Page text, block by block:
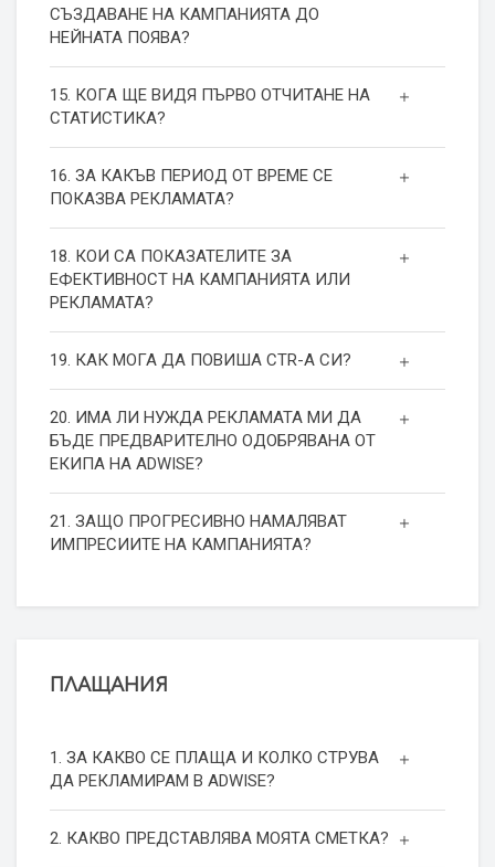
СЪЗДАВАНЕ НА КАМПАНИЯТА ДО
НЕЙНАТА ПОЯВА?
15. КОГА ЩЕ ВИДЯ ПЪРВО ОТЧИТАНЕ НА
СТАТИСТИКА?
16. ЗА КАКЪВ ПЕРИОД ОТ ВРЕМЕ СЕ
ПОКАЗВА РЕКЛАМАТА?
18. КОИ СА ПОКАЗАТЕЛИТЕ ЗА
ЕФЕКТИВНОСТ НА КАМПАНИЯТА ИЛИ
РЕКЛАМАТА?
19. КАК МОГА ДА ПОВИША СТR-А СИ?
20. ИМА ЛИ НУЖДА РЕКЛАМАТА МИ ДА
БЪДЕ ПРЕДВАРИТЕЛНО ОДОБРЯВАНА ОТ
ЕКИПА НА ADWISE?
21. ЗАЩО ПРОГРЕСИВНО НАМАЛЯВАТ
ИМПРЕСИИТЕ НА КАМПАНИЯТА?
ПЛАЩАНИЯ
1. ЗА КАКВО СЕ ПЛАЩА И КОЛКО СТРУВА
ДА РЕКЛАМИРАМ В ADWISE?
2. КАКВО ПРЕДСТАВЛЯВА МОЯТА СМЕТКА?